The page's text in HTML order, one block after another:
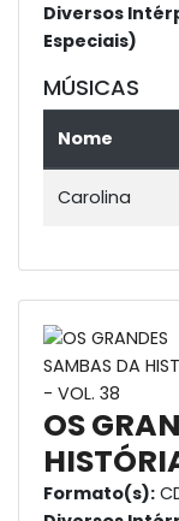
Diversos
Especiais)
MÚSICAS
Nome
Carolina
OS
Formato(s):